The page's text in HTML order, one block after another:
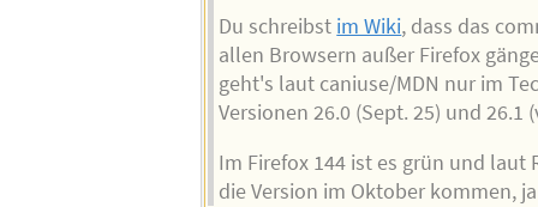
Du schreibst im Wiki, dass das
allen Browsern außer Firefox
geht's laut caniuse/MDN nur im
Versionen 26.0 (Sept. 25) und 26.1
Im Firefox 144 ist es grün und laut
die Version im Oktober kommen,